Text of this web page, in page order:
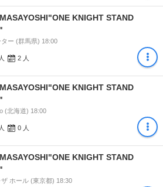
KNIGHT STAND
ー (群馬県) 18:00
人 2 人
KNIGHT STAND
(北海道) 18:00
人 0 人
KNIGHT STAND
ホール (東京都) 18:30